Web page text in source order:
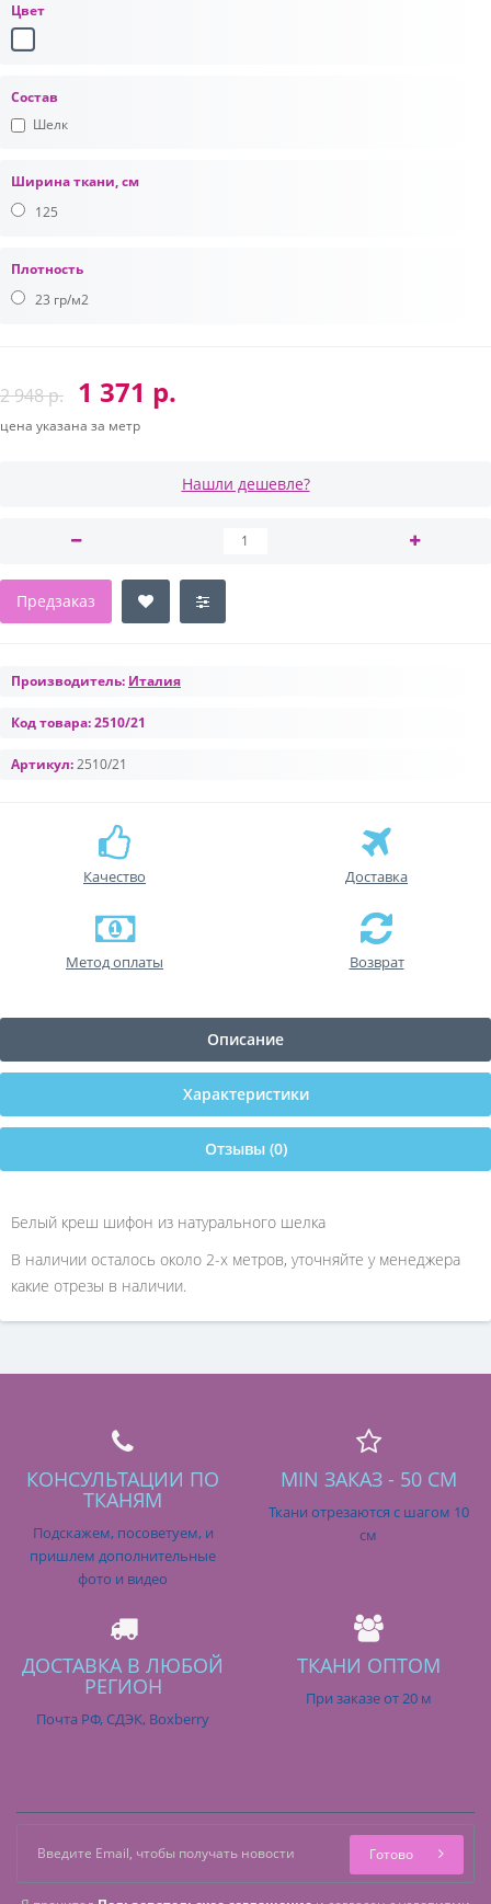
Цвет
Состав
Шелк
Ширина ткани, см
125
Плотность
23 гр/м2
2 948 р. 1 371 р.
цена указана за метр
Нашли дешевле?
Предзаказ
Производитель: Италия
Код товара:2510/21
Артикул:2510/21
Качество Доставка
Метод оплаты Возврат
Описание
Характеристики
Отзывы (0)
Белый креш шифон из натурального шелка
В наличии осталось около 2-х метров, уточняйте у менеджера
какие отрезы в наличии.
КОНСУЛЬТАЦИИ ПО
ТКАНЯМ
Подскажем, посоветуем, и
пришлем дополнительные
фото и видео
MIN ЗАКАЗ - 50 СМ
Ткани отрезаются с шагом 10
см
ДОСТАВКА В ЛЮБОЙ
РЕГИОН
Почта РФ, СДЭК, Boxberry
ТКАНИ ОПТОМ
При заказе от 20 м
Готово